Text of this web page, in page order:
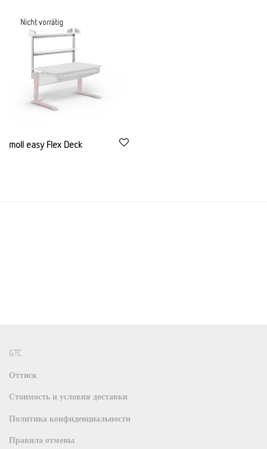
moll easy Flex Deck
GTC
Оттиск
Стоимость и условия доставки
Политика конфиденциальности
Правила отмены